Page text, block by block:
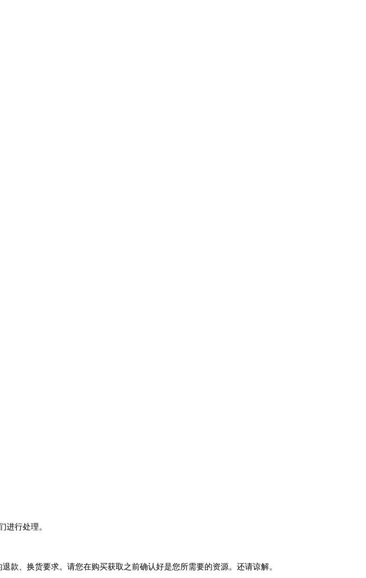
进行处理。
款、换货要求。请您在购买获取之前确认好是您所需要的资源。还请谅解。